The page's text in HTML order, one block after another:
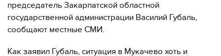
председатель Закарпатской областной
государственной администрации Василий Губаль,
сообщают местные СМИ.
Как заявил Губаль, ситуация в Мукачево хоть и